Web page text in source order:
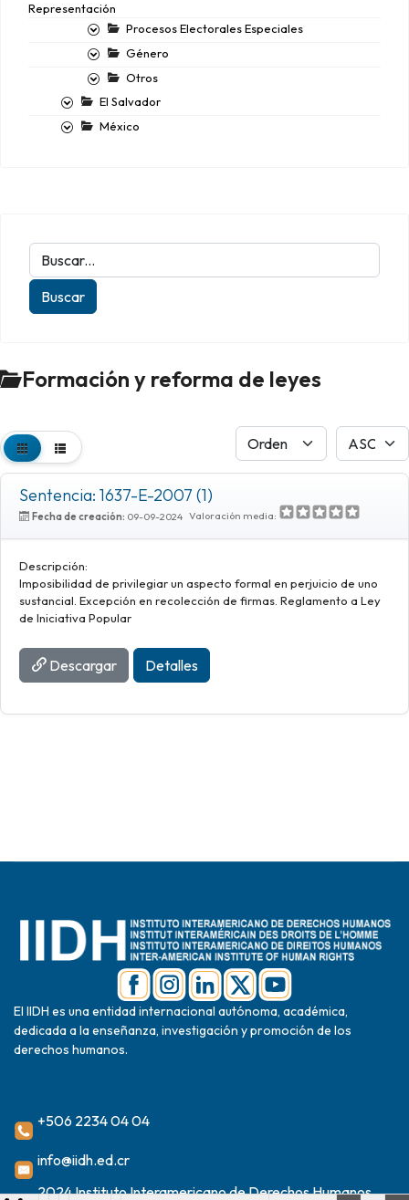
Representación
Procesos Electorales Especiales
Género
Otros
El Salvador
México
Formación y reforma de leyes
Sentencia: 1637-E-2007 (1)
Fecha de creación: 09-09-2024 Valoración media:
Descripción:
Imposibilidad de privilegiar un aspecto formal en perjuicio de uno
sustancial. Excepción en recolección de firmas. Reglamento a Ley
de Iniciativa Popular
Descargar Detalles
El IIDH es una entidad internacional autónoma, académica,
dedicada a la enseñanza, investigación y promoción de los
derechos humanos.
+506 2234 04 04
info@iidh.ed.cr
2024 Instituto Interamericano de Derechos Humanos